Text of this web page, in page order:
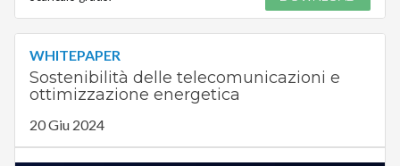
WHITEPAPER
Sostenibilità delle telecomunicazioni e
ottimizzazione energetica
20 Giu 2024